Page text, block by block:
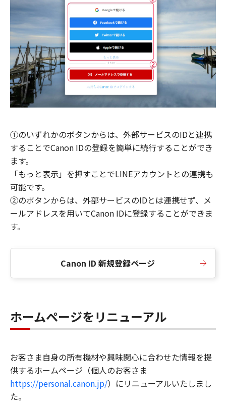
①のいずれかのボタンからは、外部サービスのIDと連携
することでCanon IDの登録を簡単に続行することができ
ます。
「もっと表示」を押すことでLINEアカウントとの連携も
可能です。
②のボタンからは、外部サービスのIDとは連携せず、メ
ールアドレスを用いてCanon IDに登録することができま
す。
Canon ID 新規登録ページ
ホームページをリニューアル
お客さま自身の所有機材や興味関心に合わせた情報を提
供するホームページ（個人のお客さま
https://personal.canon.jp/）にリニューアルいたしまし
た。